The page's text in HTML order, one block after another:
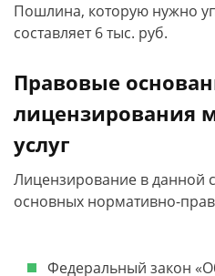
Пошлина, которую нужно
составляет 6 тыс. руб.
Правовые
лицензирования
услуг
Лицензирование в данной
основных нормативно-
Федеральный закон